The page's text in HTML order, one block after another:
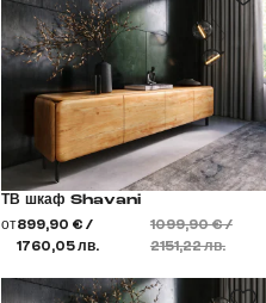
ТВ шкаф Shavani
от899,90 € /
1760,05 лв.
1099,90 € /
2151,22 лв.